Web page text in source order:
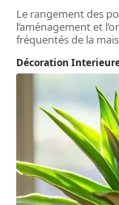
Le rangement des
l’aménagement et
fréquentés de la
Décoration